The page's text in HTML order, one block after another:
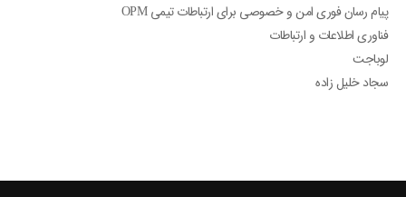
پیام رسان فوری امن و خصوصی برای ارتباطات تیمی OPM
فناوری اطلاعات و ارتباطات
لوباجت
سجاد خلیل زاده